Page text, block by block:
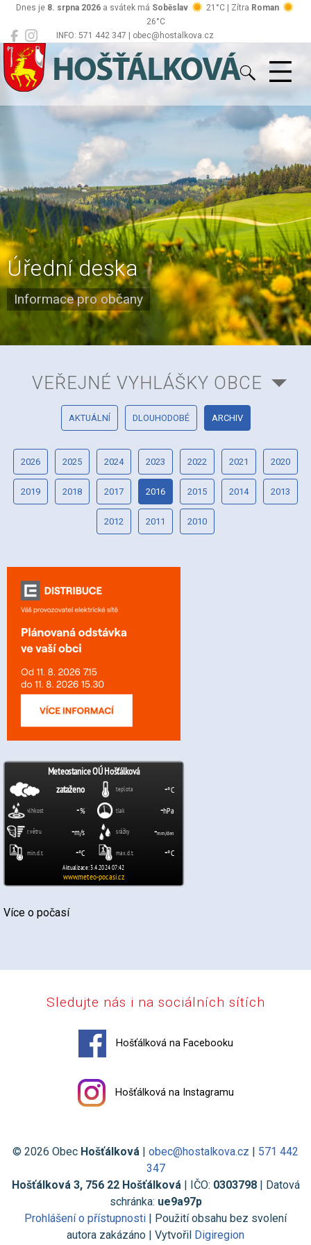
INFO: 571 442 347 | obec@hostalkova.cz
Dnes je 8. srpna 2026 a svátek má Soběslav 21°C | Zítra Roman
26°C
Hošťálková
Úřední deska
Informace pro občany
Více o počasí
VEŘEJNÉ VYHLÁŠKY OBCE
AKTUÁLNÍ DLOUHODOBÉ ARCHIV
2026 2025 2024 2023 2022 2021 2020
2019 2018 2017 2016 2015 2014 2013
2012 2011 2010
Sledujte nás i na sociálních sítích
Hošťálková na Facebooku
Hošťálková na Instagramu
© 2026 Obec Hošťálková | obec@hostalkova.cz | 571 442
347
Hošťálková 3, 756 22 Hošťálková| IČO: 0303798| Datová
schránka: ue9a97p
Prohlášení o přístupnosti | Použití obsahu bez svolení
autora zakázáno | Vytvořil Digiregion